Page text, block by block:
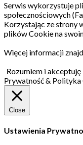
Serwis wykorzystuje
społecznościowych
Korzystając ze strony
plików Cookie na
Więcej informacji
Rozumiem i akceptuję
Prywatność &
Close
Ustawienia